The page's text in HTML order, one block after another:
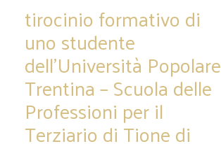
tirocinio formativo di
uno studente
dell’Università Popolare
Trentina – Scuola delle
Professioni per il
Terziario di Tione di